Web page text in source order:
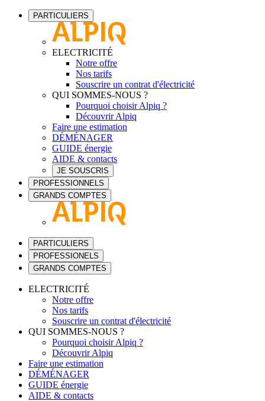
PARTICULIERS
ELECTRICITÉ
Notre offre
Nos tarifs
Souscrire un contrat d'électricité
QUI SOMMES-NOUS ?
Pourquoi choisir Alpiq ?
Découvrir Alpiq
Faire une estimation
DÉMÉNAGER
GUIDE énergie
AIDE & contacts
JE SOUSCRIS
PROFESSIONNELS
GRANDS COMPTES
PARTICULIERS
PROFESSIONELS
GRANDS COMPTES
ELECTRICITÉ
Notre offre
Nos tarifs
Souscrire un contrat d'électricité
QUI SOMMES-NOUS ?
Pourquoi choisir Alpiq ?
Découvrir Alpiq
Faire une estimation
DÉMÉNAGER
GUIDE énergie
AIDE & contacts